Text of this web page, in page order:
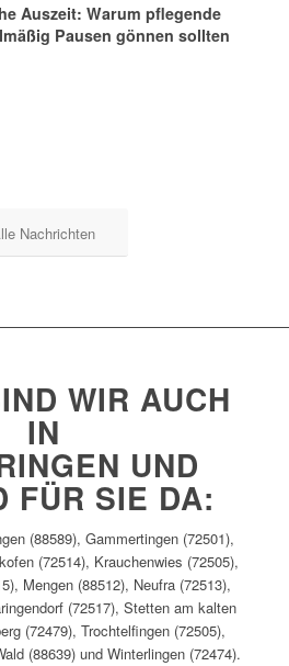
Auszeit: Warum pflegende
Pausen gönnen sollten
Nachrichten
WIR AUCH
IN
UND
FÜR SIE DA:
(88589), Gammertingen (72501),
(72514), Krauchenwies (72505),
Mengen (88512), Neufra (72513),
(72517), Stetten am kalten
(72479), Trochtelfingen (72505),
(88639) und Winterlingen (72474).